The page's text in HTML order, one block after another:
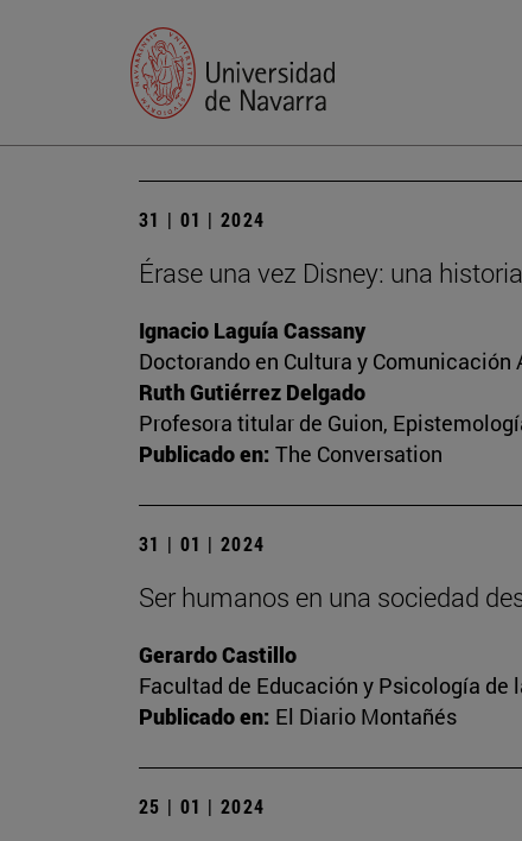
31 | 01 | 2024
Érase una vez Disney: una
Ignacio Laguía Cassany
Doctorando en Cultura y Comunicación
Ruth Gutiérrez Delgado
Profesora titular de Guion,
Publicado en: The Conversation
31 | 01 | 2024
Ser humanos en una sociedad
Gerardo Castillo
Facultad de Educación y Psicología de
Publicado en: El Diario Montañés
25 | 01 | 2024